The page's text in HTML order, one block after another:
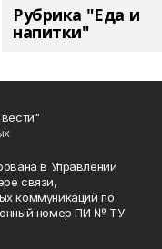
Рубрика "Еда и
напитки"
в Управлении
связи,
коммуникаций по
номер ПИ № ТУ